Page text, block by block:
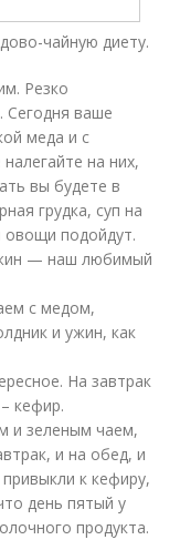
чайную диету.
Резко
Сегодня ваше
меда и с
на них,
вы будете в
грудка, суп на
подойдут.
— наш любимый
с медом,
и ужин, как
На завтрак
кефир.
и зеленым чаем,
и на обед, и
к кефиру,
день пятый у
продукта.